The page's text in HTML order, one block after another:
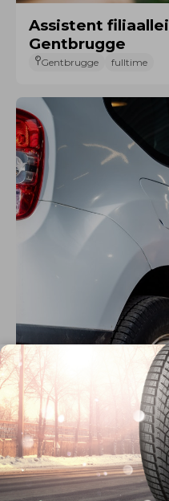
Assistent
Gentbrugge
Gentbrugge fulltime